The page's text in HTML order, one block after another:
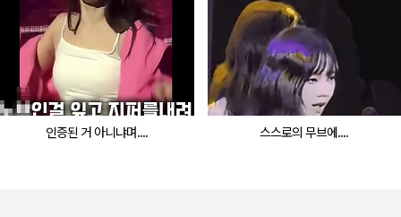
인증된 거 아니냐며.... 스스로의 무브에....